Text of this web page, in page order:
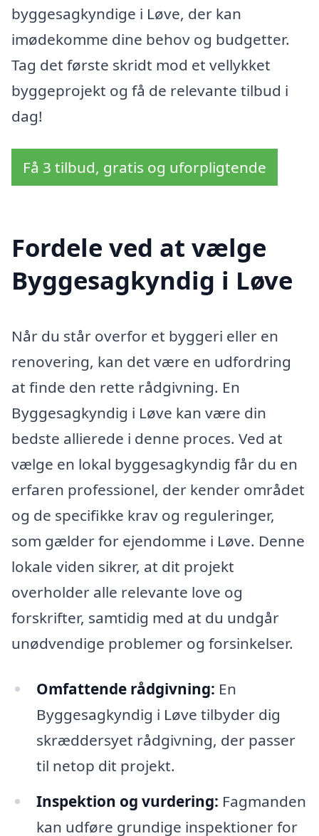
byggesagkyndige i Løve, der kan
imødekomme dine behov og budgetter.
Tag det første skridt mod et vellykket
byggeprojekt og få de relevante tilbud i
dag!
Få 3 tilbud, gratis og uforpligtende
Fordele ved at vælge
Byggesagkyndig i Løve
Når du står overfor et byggeri eller en
renovering, kan det være en udfordring
at finde den rette rådgivning. En
Byggesagkyndig i Løve kan være din
bedste allierede i denne proces. Ved at
vælge en lokal byggesagkyndig får du en
erfaren professionel, der kender området
og de specifikke krav og reguleringer,
som gælder for ejendomme i Løve. Denne
lokale viden sikrer, at dit projekt
overholder alle relevante love og
forskrifter, samtidig med at du undgår
unødvendige problemer og forsinkelser.
Omfattende rådgivning: En
Byggesagkyndig i Løve tilbyder dig
skræddersyet rådgivning, der passer
til netop dit projekt.
Inspektion og vurdering: Fagmanden
kan udføre grundige inspektioner for